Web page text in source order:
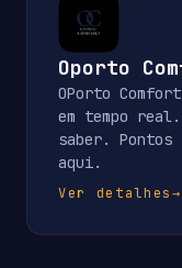
Oporto
OPorto
em tempo
saber.
aqui.
Ver detalhes→